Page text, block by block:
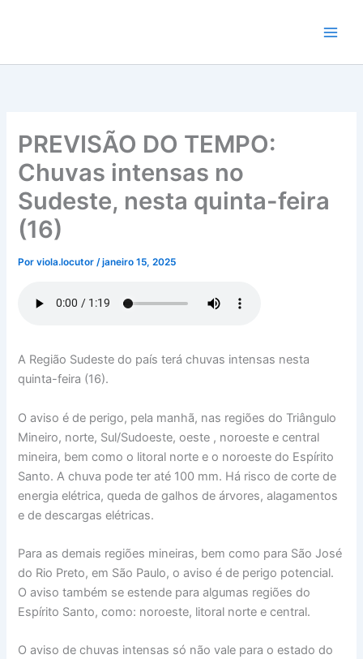
conteúdo
PREVISÃO DO TEMPO:
Chuvas intensas no
Sudeste, nesta quinta-feira
(16)
Porviola.locutor/janeiro 15, 2025
A Região Sudeste do país terá chuvas intensas nesta
quinta-feira (16).
O aviso é de perigo, pela manhã, nas regiões do Triângulo
Mineiro, norte, Sul/Sudoeste, oeste , noroeste e central
mineira, bem como o litoral norte e o noroeste do Espírito
Santo. A chuva pode ter até 100 mm. Há risco de corte de
energia elétrica, queda de galhos de árvores, alagamentos
e de descargas elétricas.
Para as demais regiões mineiras, bem como para São José
do Rio Preto, em São Paulo, o aviso é de perigo potencial.
O aviso também se estende para algumas regiões do
Espírito Santo, como: noroeste, litoral norte e central.
O aviso de chuvas intensas só não vale para o estado do